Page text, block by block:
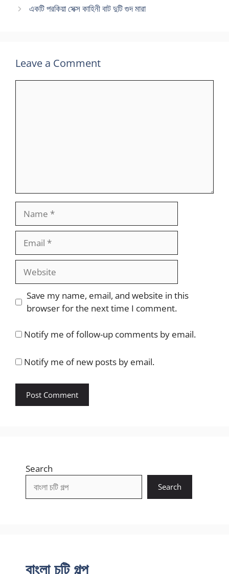
একটি পরকিয়া সেক্স কাহিনী বাট দুটি গুদ মারা
Leave a Comment
Website
Save my name, email, and website in this
browser for the next time I comment.
Notify me of follow-up comments by email.
Notify me of new posts by email.
Search
Search
বাংলা চটি গল্প